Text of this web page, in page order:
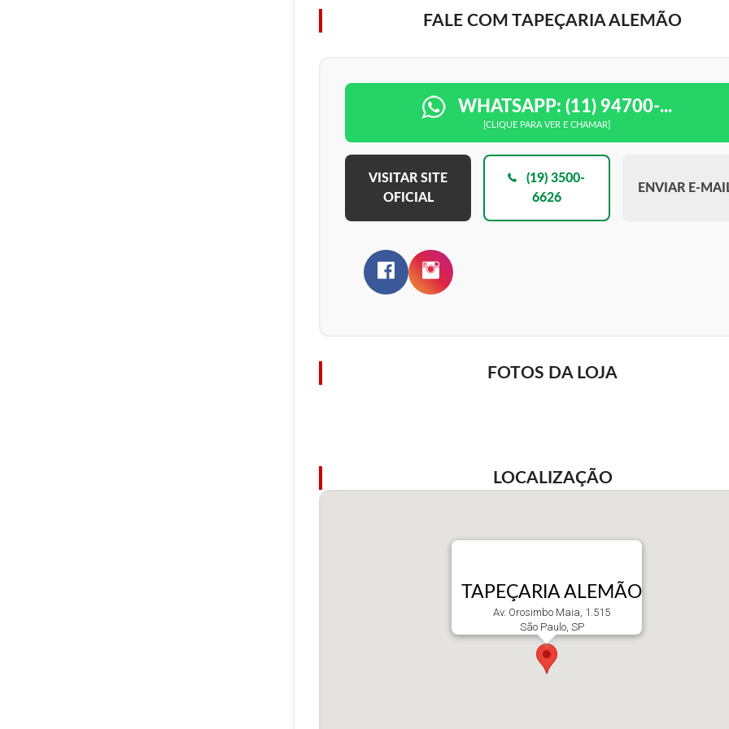
FALE COM TAPEÇARIA ALEMÃO
WHATSAPP: (11) 94700-...
[CLIQUE PARA VER E CHAMAR]
VISITAR SITE
OFICIAL
(19) 3500-
6626
ENVIAR E-
FOTOS DA LOJA
LOCALIZAÇÃO
TAPEÇARIA ALEMÃO
Av. Orosimbo Maia, 1.515
São Paulo, SP